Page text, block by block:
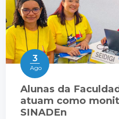
3
Ago
Alunas da
atuam como
SINADEn